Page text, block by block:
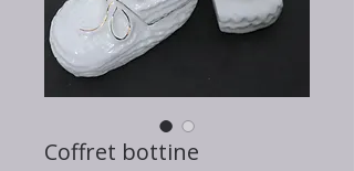
Coffret bottine